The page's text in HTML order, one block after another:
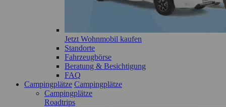
Jetzt Wohnmobil kaufen
Standorte
Fahrzeugbörse
Beratung & Besichtigung
FAQ
Campingplätze Campingplätze
Campingplätze
Roadtrips